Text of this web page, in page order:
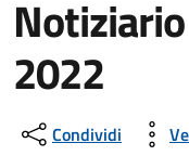
2022
Dettagli
Condividi